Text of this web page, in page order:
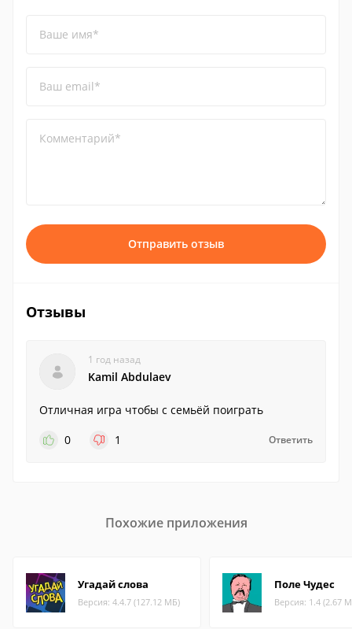
Ваше имя*
Ваш email*
Комментарий*
Отправить отзыв
Отзывы
1 год назад
Kamil Abdulaev
Отличная игра чтобы с семьёй поиграть
0
1 Ответить
Похожие приложения
Угадай слова
Версия: 4.4.7 (127.12 МБ)
Поле Чудес
Версия: 1.4 (2.67